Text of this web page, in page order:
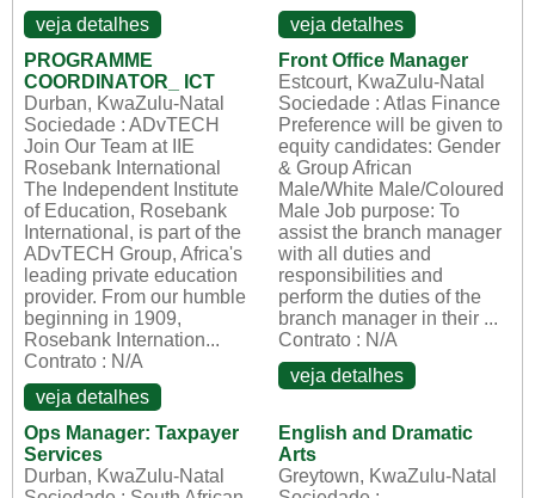
veja detalhes
veja detalhes
PROGRAMME
COORDINATOR_ ICT
Durban, KwaZulu-Natal
Sociedade : ADvTECH
Join Our Team at IIE
Rosebank International
The Independent Institute
of Education, Rosebank
International, is part of the
ADvTECH Group, Africa's
leading private education
provider. From our humble
beginning in 1909,
Rosebank Internation...
Contrato : N/A
veja detalhes
Front Office Manager
Estcourt, KwaZulu-Natal
Sociedade : Atlas Finance
Preference will be given to
equity candidates: Gender
& Group African
Male/White Male/Coloured
Male Job purpose: To
assist the branch manager
with all duties and
responsibilities and
perform the duties of the
branch manager in their ...
Contrato : N/A
veja detalhes
Ops Manager: Taxpayer
Services
Durban, KwaZulu-Natal
English and Dramatic
Arts
Greytown, KwaZulu-Natal